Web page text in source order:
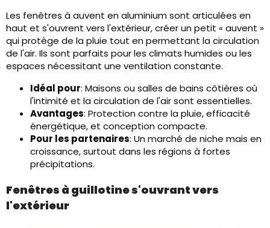
Les fenêtres à auvent en aluminium sont articulées en
haut et s'ouvrent vers l'extérieur, créer un petit « auvent »
qui protège de la pluie tout en permettant la circulation
de l'air. Ils sont parfaits pour les climats humides ou les
espaces nécessitant une ventilation constante.
Idéal pour: Maisons ou salles de bains côtières où
l'intimité et la circulation de l'air sont essentielles.
Avantages: Protection contre la pluie, efficacité
énergétique, et conception compacte.
Pour les partenaires: Un marché de niche mais en
croissance, surtout dans les régions à fortes
précipitations.
Fenêtres à guillotine s'ouvrant vers
l'extérieur